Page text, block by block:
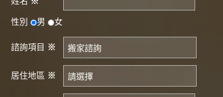
性別 男 女
諮詢項目 ※
居住地區 ※